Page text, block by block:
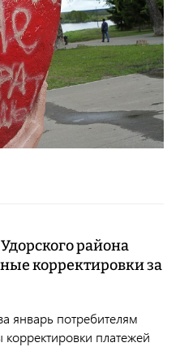
района
корректировки за
январь потребителям
платежей